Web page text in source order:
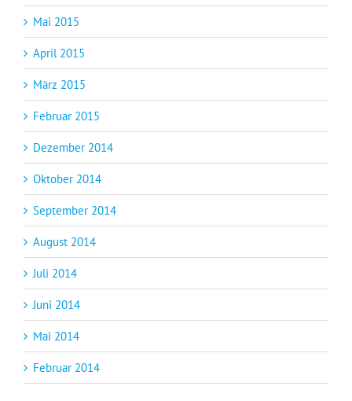
Mai 2015
April 2015
März 2015
Februar 2015
Dezember 2014
Oktober 2014
September 2014
August 2014
Juli 2014
Juni 2014
Mai 2014
Februar 2014